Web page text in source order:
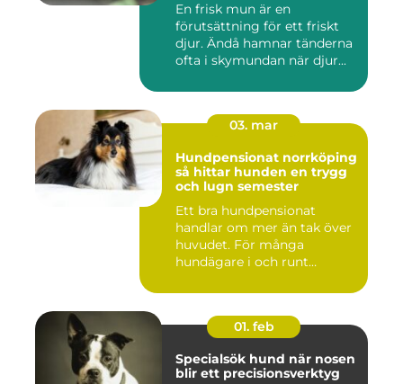
En frisk mun är en
förutsättning för ett friskt
djur. Ändå hamnar tänderna
ofta i skymundan när djur...
03. mar
Hundpensionat norrköping
så hittar hunden en trygg
och lugn semester
Ett bra hundpensionat
handlar om mer än tak över
huvudet. För många
hundägare i och runt
01. feb
Specialsök hund när nosen
blir ett precisionsverktyg